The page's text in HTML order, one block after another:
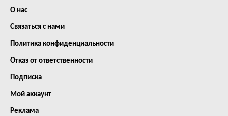
О нас
Связаться с нами
Политика конфиденциальности
Отказ от ответственности
Подписка
Мой аккаунт
Реклама